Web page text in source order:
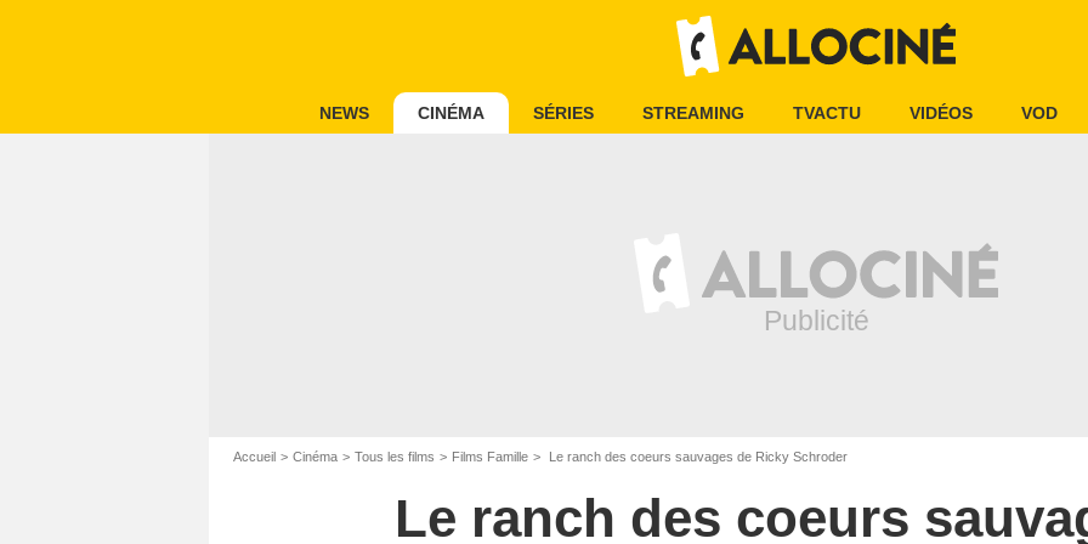
NEWS CINÉMA SÉRIES STREAMING TVACTU VIDÉOS VOD
Accueil Cinéma Tous les films Films Famille Le ranch des coeurs sauvages de Ricky Schroder
Le ranch des coeurs